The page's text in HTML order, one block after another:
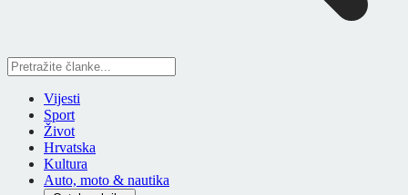
Vijesti
Sport
Život
Hrvatska
Kultura
Auto, moto & nautika